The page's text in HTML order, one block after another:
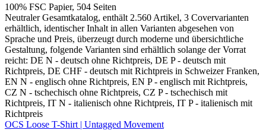
100% FSC Papier, 504 Seiten
Neutraler Gesamtkatalog, enthält 2.560 Artikel, 3 Covervarianten
erhältlich, identischer Inhalt in allen Varianten abgesehen von
Sprache und Preis, überzeugt durch moderne und übersichtliche
Gestaltung, folgende Varianten sind erhältlich solange der Vorrat
reicht: DE N - deutsch ohne Richtpreis, DE P - deutsch mit
Richtpreis, DE CHF - deutsch mit Richtpreis in Schweizer Franken,
EN N - englisch ohne Richtpreis, EN P - englisch mit Richtpreis,
CZ N - tschechisch ohne Richtpreis, CZ P - tschechisch mit
Richtpreis, IT N - italienisch ohne Richtpreis, IT P - italienisch mit
Richtpreis
OCS Loose T-Shirt | Untagged Movement